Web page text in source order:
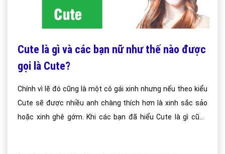
Cute là gì và các bạn nữ như thế nào được
gọi là Cute?
Chính vì lẽ đó cũng là một cô gái xinh nhưng nếu theo kiểu
Cute sẽ được nhiều anh chàng thích hơn là xinh sắc sảo
hoặc xinh ghê gớm. Khi các bạn đã hiểu Cute là gì cũng